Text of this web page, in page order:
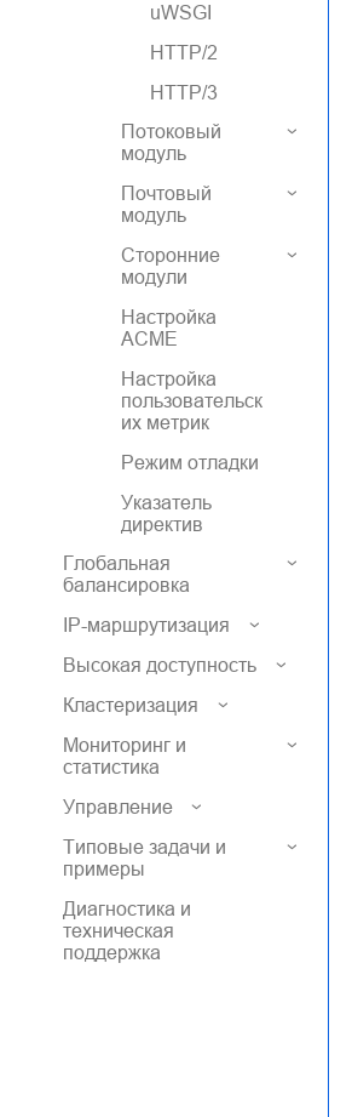
uWSGI
HTTP/2
HTTP/3
Потоковый
модуль
Почтовый
модуль
Сторонние
модули
Настройка
ACME
Настройка
пользовательск
их метрик
Режим отладки
Указатель
директив
Глобальная
балансировка
IP-маршрутизация
Высокая доступность
Кластеризация
Мониторинг и
статистика
Управление
Типовые задачи и
примеры
Диагностика и
техническая
поддержка